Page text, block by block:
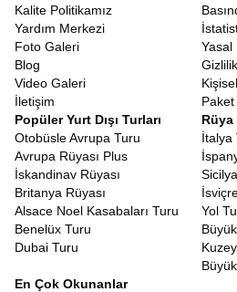
Kalite Politikamız
Yardım Merkezi
Foto Galeri
Blog
Video Galeri
İletişim
Yasal
Popüler Yurt Dışı Turları
Otobüsle Avrupa Turu
Avrupa Rüyası Plus
İskandinav Rüyası
Britanya Rüyası
Alsace Noel Kasabaları Turu
Benelüx Turu
Dubai Turu
Rüya
İtalya
Yol
En Çok Okunanlar